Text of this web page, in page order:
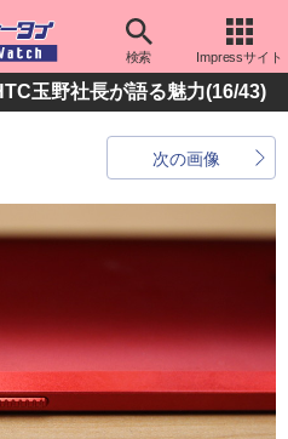
検索 Impressサイト
玉野社長が語る魅力(16/43)
次の画像